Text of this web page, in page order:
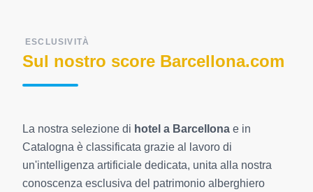
ESCLUSIVITÀ
Sul nostro score Barcellona.com
La nostra selezione di hotel a Barcellona e in
Catalogna è classificata grazie al lavoro di
un'intelligenza artificiale dedicata, unita alla nostra
conoscenza esclusiva del patrimonio alberghiero